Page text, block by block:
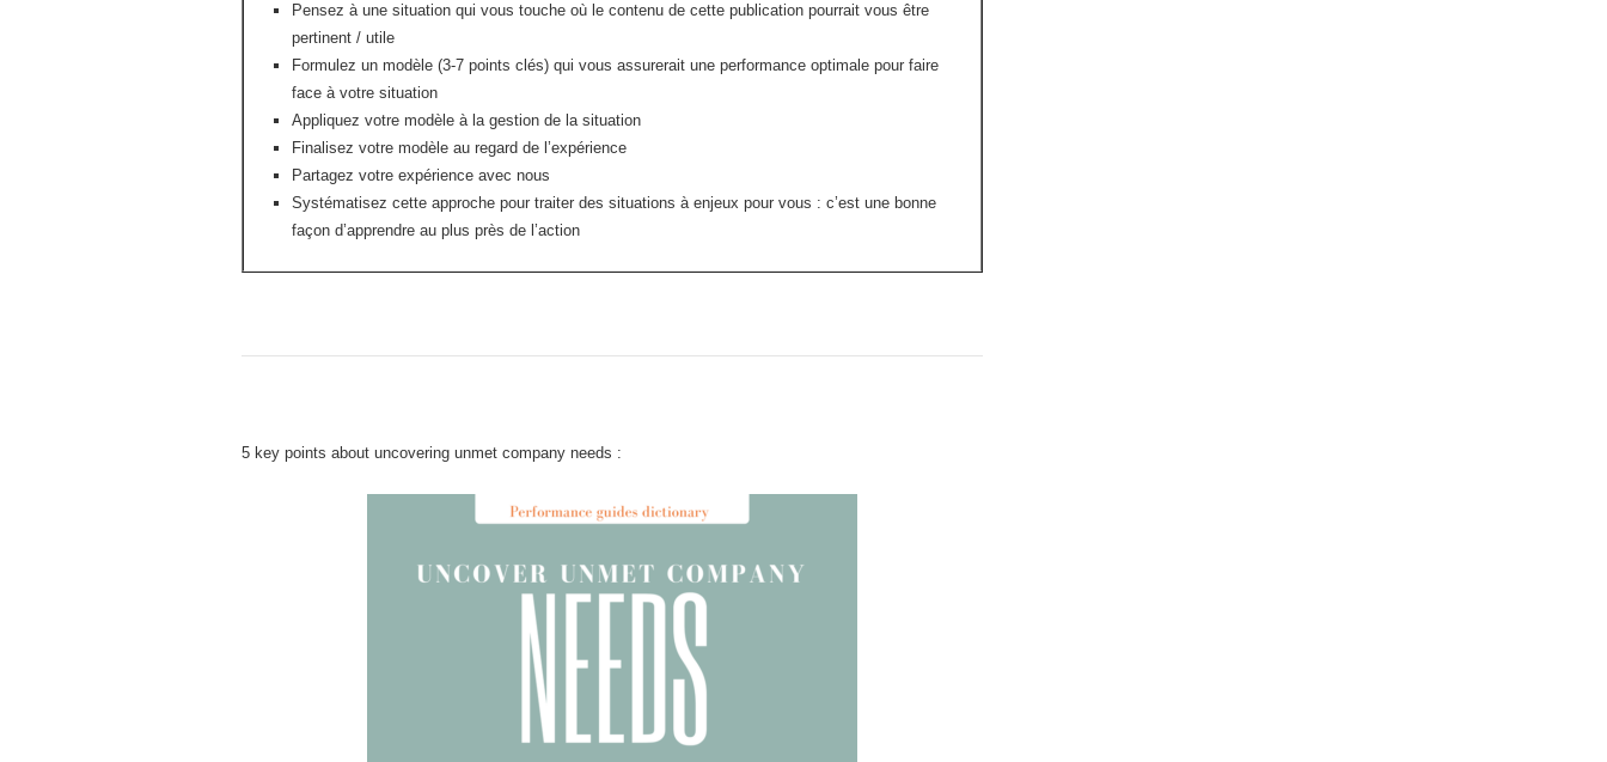
Pensez à une situation qui vous touche où le contenu de cette publication pourrait vous être
pertinent / utile
Formulez un modèle (3-7 points clés) qui vous assurerait une performance optimale pour faire
face à votre situation
Appliquez votre modèle à la gestion de la situation
Finalisez votre modèle au regard de l’expérience
Partagez votre expérience avec nous
Systématisez cette approche pour traiter des situations à enjeux pour vous : c’est une bonne
façon d’apprendre au plus près de l’action
5 key points about uncovering unmet company needs :